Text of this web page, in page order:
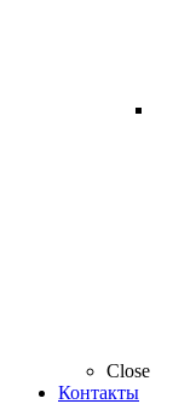
Close
Контакты